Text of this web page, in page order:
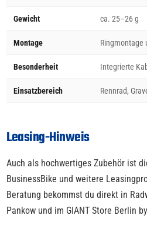
Gewicht ca. 25–26 g
Montage Ringmontage
Besonderheit Integrierte
Einsatzbereich Rennrad,
Leasing-Hinweis
Auch als hochwertiges Zubehör ist
BusinessBike und weitere
Beratung bekommst du direkt in
Pankow und im GIANT Store Berlin